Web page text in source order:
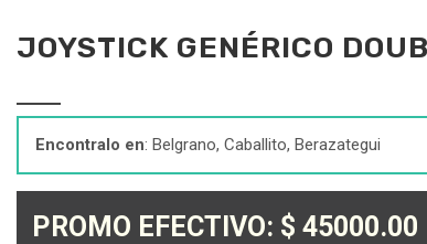
JOYSTICK GENÉRICO
Encontralo en: Belgrano, Caballito, Berazategui
PROMO EFECTIVO: $ 45000.00